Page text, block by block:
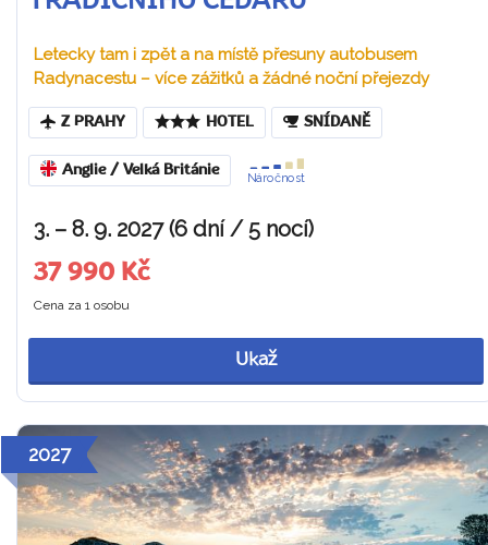
Letecky tam i zpět a na místě přesuny autobusem
Radynacestu – více zážitků a žádné noční přejezdy
Z PRAHY HOTEL SNÍDANĚ
Anglie / Velká Británie
Náročnost
3. – 8. 9. 2027 (6 dní / 5 nocí)
37 990 Kč
Cena za 1 osobu
Ukaž
2027